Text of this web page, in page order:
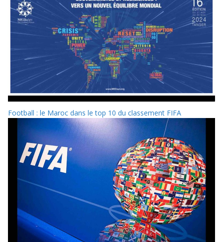
Football : le Maroc dans le top 10 du classement FIFA